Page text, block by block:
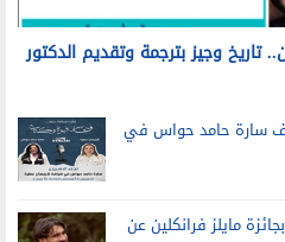
وجيز بترجمة وتقديم الدكتور
سارة حامد حواس في
مايلز فرانكلين عن